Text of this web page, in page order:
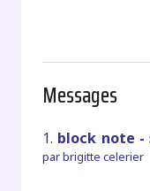
Messages
1. block note -
parbrigitte celerier